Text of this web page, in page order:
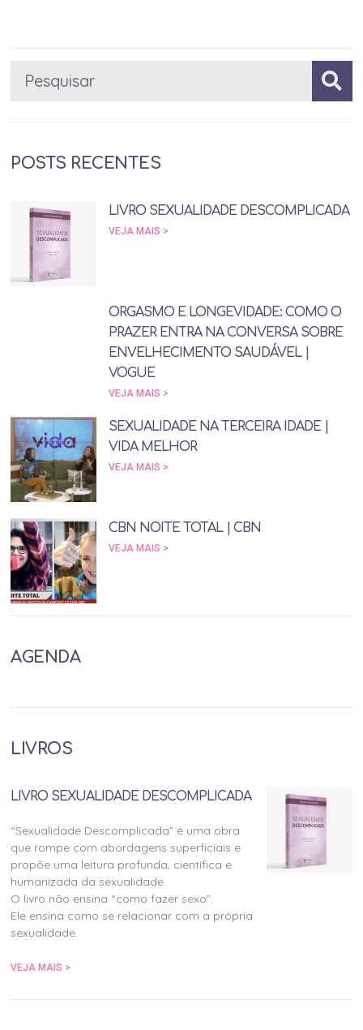
POSTS RECENTES
LIVRO SEXUALIDADE DESCOMPLICADA
VEJA MAIS >
ORGASMO E LONGEVIDADE: COMO O
PRAZER ENTRA NA CONVERSA SOBRE
ENVELHECIMENTO SAUDÁVEL |
VOGUE
VEJA MAIS >
SEXUALIDADE NA TERCEIRA IDADE |
VIDA MELHOR
VEJA MAIS >
CBN NOITE TOTAL | CBN
VEJA MAIS >
AGENDA
LIVROS
LIVRO SEXUALIDADE DESCOMPLICADA
“Sexualidade Descomplicada” é uma obra
que rompe com abordagens superficiais e
propõe uma leitura profunda, científica e
humanizada da sexualidade.
O livro não ensina “como fazer sexo”.
Ele ensina como se relacionar com a própria
sexualidade.
VEJA MAIS >